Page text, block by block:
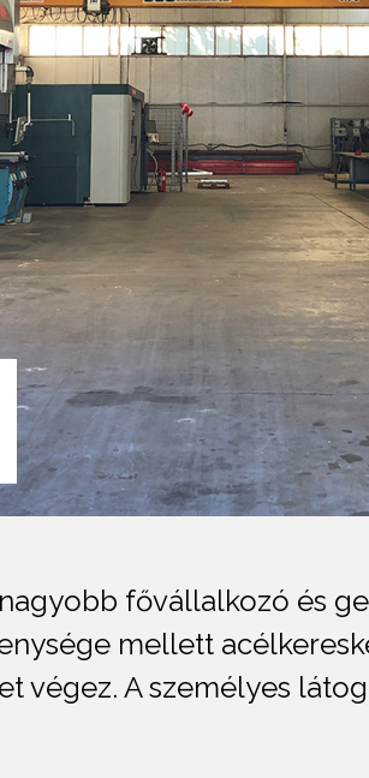
fővállalkozó és
mellett
végez. A személyes